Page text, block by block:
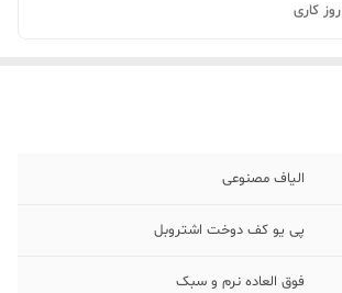
روز کاری
الیاف مصنوعی
پی یو کف دوخت اشتروبل
فوق العاده نرم و سبک